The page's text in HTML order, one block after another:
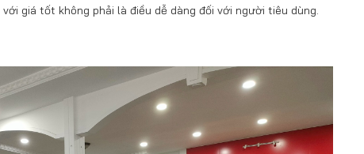
giá tốt không phải là điều dễ dàng đối với người tiêu dùng.